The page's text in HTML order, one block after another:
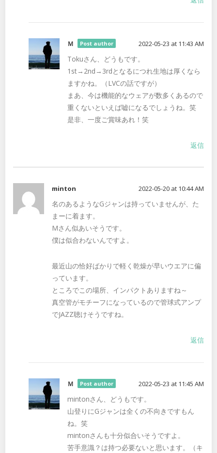
Ｍ Post author 2022-05-23 at 11:43 AM
Tokuさん、どうもです。
1st→2nd→3rdとなるにつれ生地は厚くなら
ますかね。（LVCの話ですが）
まあ、今は機能的なウェアが数多くあるので
重くないといえば嘘になるでしょうね。笑
是非、一度ご賞味あれ！笑
返信
minton 2022-05-20 at 10:44 AM
名のあるようなGジャンは持っていませんが、た
まーに着ます。
Mさん似あいそうです。
僕は似合わないんですよ。
最近山の恰好ばかりで軽く乾燥が早いウエアに偏
っています。
ところでこの場所、インパクトありますね～
真空管がモチーフになっているので管球式アンプ
でJAZZ聴けそうですね。
返信
Ｍ Post author 2022-05-23 at 11:45 AM
mintonさん、どうもです。
山登りにGジャンは全くの不向きですもん
ね。笑
mintonさんも十分似合いそうですよ。
苦手意識？は持つ必要ないと思います。（キ